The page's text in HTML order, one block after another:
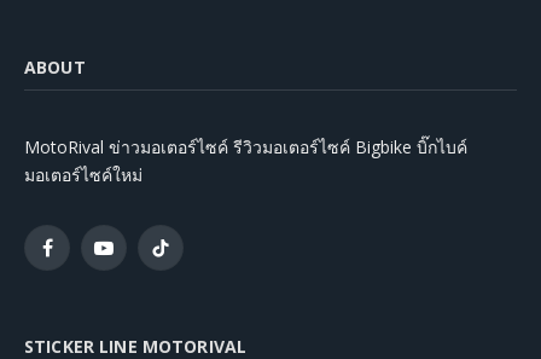
ABOUT
MotoRival ข่าวมอเตอร์ไซค์ รีวิวมอเตอร์ไซค์ Bigbike บิ๊กไบค์
มอเตอร์ไซค์ใหม่
FacebookYouTubeTikTok
STICKER LINE MOTORIVAL